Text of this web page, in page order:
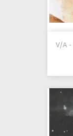
V/A